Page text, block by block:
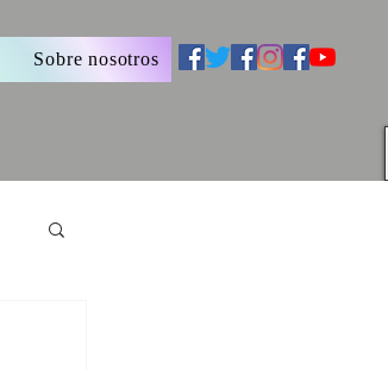
Sobre nosotros